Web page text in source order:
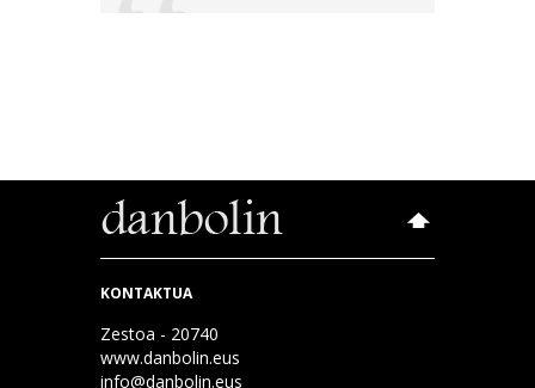
KONTAKTUA
Zestoa - 20740
www.danbolin.eus
info@danbolin.eus